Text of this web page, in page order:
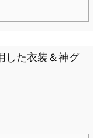
した衣装＆神グ